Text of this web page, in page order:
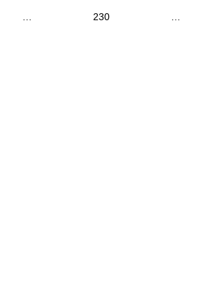
… 230 …